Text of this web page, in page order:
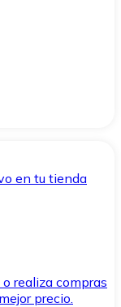
en tu tienda
realiza compras
precio.